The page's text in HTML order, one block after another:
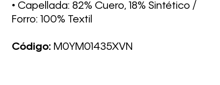
• Capellada: 82% Cuero, 18% Sintético /
Forro: 100% Textil
Código: M0YM01435XVN